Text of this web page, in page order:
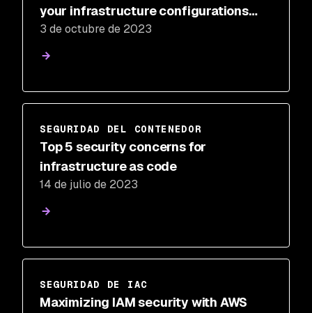
your infrastructure configurations
across the SDLC
3 de octubre de 2023
SEGURIDAD DEL CONTENEDOR
Top 5 security concerns for
infrastructure as code
14 de julio de 2023
SEGURIDAD DE IAC
Maximizing IAM security with AWS